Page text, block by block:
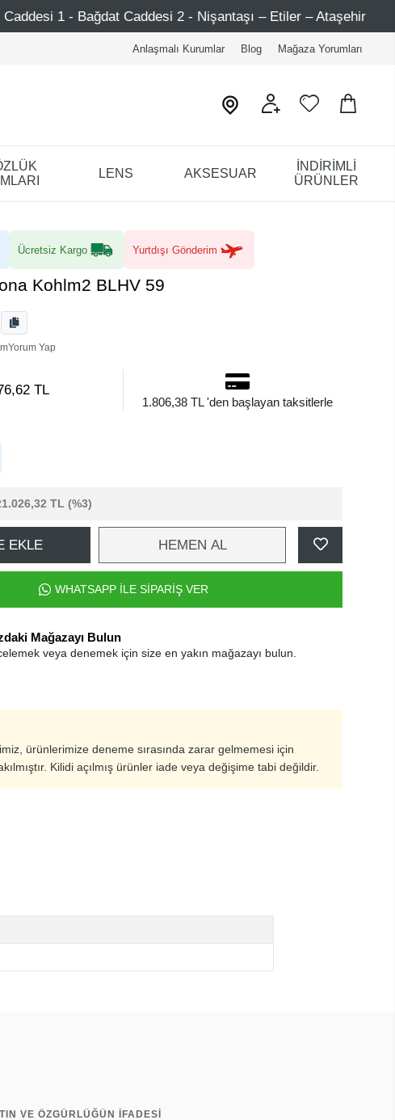
Caddesi 2 - Nişantaşı – Etiler – Ataşehir 750 TL Üzeri
Anlaşmalı Kurumlar Blog Mağaza Yorumları
LENS AKSESUAR
İNDİRİMLİ
ÜRÜNLER
Ücretsiz Kargo Yurtdışı Gönderim
Kohlm2 BLHV 59
Yorum Yap
TL
1.806,38 TL 'den başlayan taksitlerle
TL (%3)
EKLE HEMEN AL
WHATSAPP İLE SİPARİŞ VER
Mağazayı Bulun
veya denemek için size en yakın mağazayı bulun.
ürünlerimize deneme sırasında zarar gelmemesi için
Kilidi açılmış ürünler iade veya değişime tabi değildir.
VE ÖZGÜRLÜĞÜN İFADESİ